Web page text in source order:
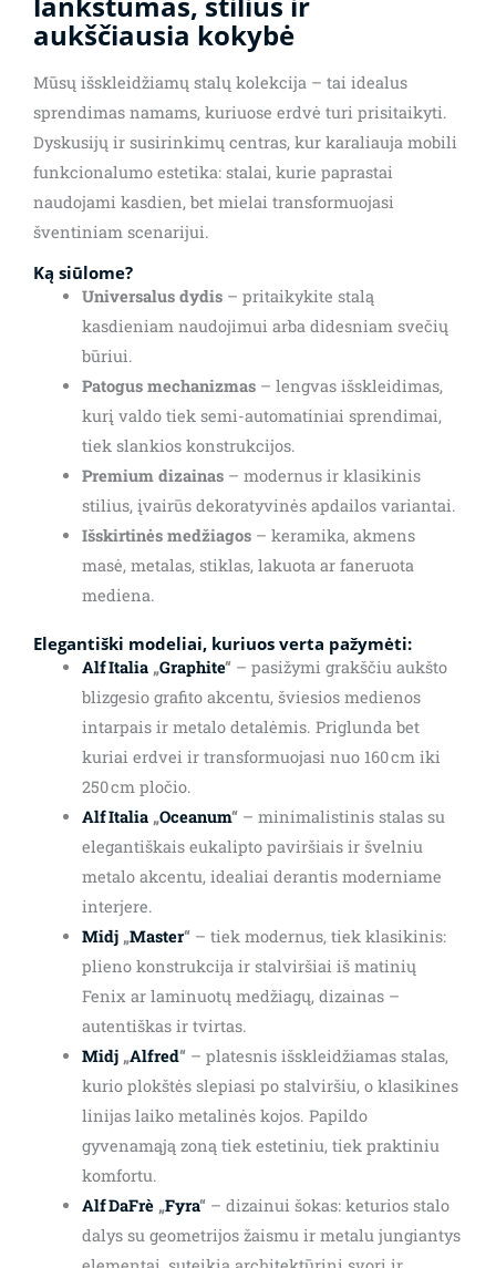
aukščiausia kokybė
Mūsų išskleidžiamų stalų kolekcija – tai idealus
sprendimas namams, kuriuose erdvė turi prisitaikyti.
Dyskusijų ir susirinkimų centras, kur karaliauja mobili
funkcionalumo estetika: stalai, kurie paprastai
naudojami kasdien, bet mielai transformuojasi
šventiniam scenarijui.
Ką siūlome?
Universalus dydis– pritaikykite stalą
kasdieniam naudojimui arba didesniam svečių
būriui.
Patogus mechanizmas– lengvas išskleidimas,
kurį valdo tiek semi-automatiniai sprendimai,
tiek slankios konstrukcijos.
Premium dizainas– modernus ir klasikinis
stilius, įvairūs dekoratyvinės apdailos variantai.
Išskirtinės medžiagos– keramika, akmens
masė, metalas, stiklas, lakuota ar faneruota
mediena.
Elegantiški modeliai, kuriuos verta pažymėti:
Alf Italia„Graphite“– pasižymi grakščiu aukšto
blizgesio grafito akcentu, šviesios medienos
intarpais ir metalo detalėmis. Priglunda bet
kuriai erdvei ir transformuojasi nuo 160 cm iki
250 cm pločio.
Alf Italia„Oceanum“– minimalistinis stalas su
elegantiškais eukalipto paviršiais ir švelniu
metalo akcentu, idealiai derantis moderniame
interjere.
Midj „Master“ – tiek modernus, tiek klasikinis:
plieno konstrukcija ir stalviršiai iš matinių
Fenix ar laminuotų medžiagų, dizainas –
autentiškas ir tvirtas.
Midj „Alfred“– platesnis išskleidžiamas stalas,
kurio plokštės slepiasi po stalviršiu, o klasikines
linijas laiko metalinės kojos. Papildo
gyvenamąją zoną tiek estetiniu, tiek praktiniu
komfortu.
Alf DaFrè „Fyra“ – dizainui šokas: keturios stalo
dalys su geometrijos žaismu ir metalu jungiantys